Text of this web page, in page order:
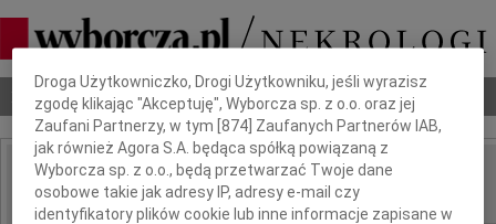
Nekrologi Odeszli Poradnik pogrzebowy
IMIĘ I NAZWISKO: Wincenty Turek
Dbamy o Twoją prywatność
Droga Użytkowniczko, Drogi Użytkowniku, jeśli wyrazisz
zgodę klikając "Akceptuję", Wyborcza sp. z o.o. oraz jej
Zaufani Partnerzy, w tym [874 ] Zaufanych Partnerów IAB,
jak również Agora S.A. będąca spółką powiązaną z
Wyborcza sp. z o.o., będą przetwarzać Twoje dane
osobowe takie jak adresy IP, adresy e-mail czy
identyfikatory plików cookie lub inne informacje zapisane w